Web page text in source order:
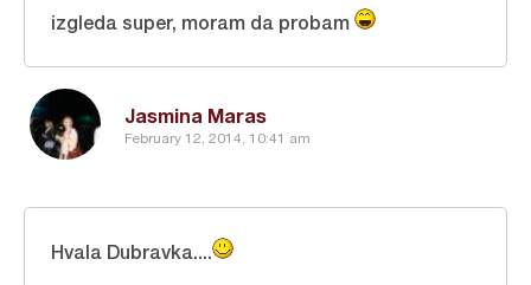
Jasmina Maras
February 12, 2014, 10:41 am
izgleda super, moram da probam
Hvala Dubravka....